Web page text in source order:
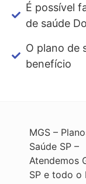
É possível
de saúde
O plano de
benefício
MGS –
Saúde SP –
Atendemos
SP e todo o